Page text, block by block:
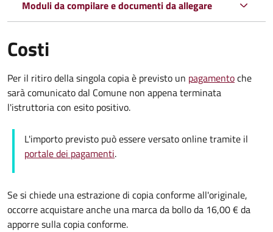
Moduli da compilare e documenti da allegare
Costi
Per il ritiro della singola copia è previsto un pagamentoche
sarà comunicato dal Comune non appena terminata
l'istruttoria con esito positivo.
L'importo previsto può essere versato online tramite il
portale dei pagamenti.
Se si chiede una estrazione di copia conforme all'originale,
occorre acquistare anche una marca da bollo da 16,00 € da
apporre sulla copia conforme.